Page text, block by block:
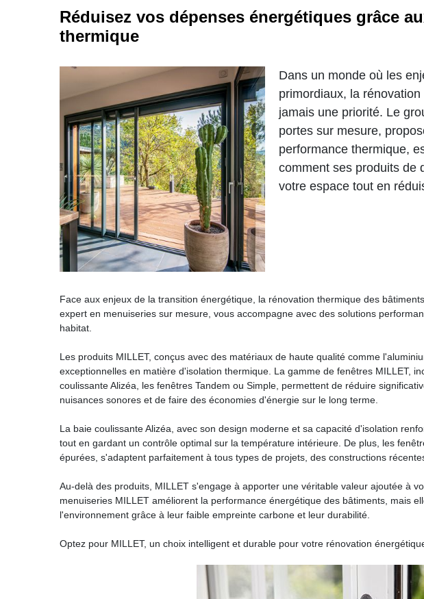
Réduisez vos dépenses énergétiques grâce
thermique
Dans un monde où les
primordiaux, la
jamais une priorité. Le
portes sur mesure,
performance thermique,
comment ses produits de
votre espace tout en
Face aux enjeux de la transition énergétique, la rénovation thermique des
expert en menuiseries sur mesure, vous accompagne avec des solutions
habitat.
Les produits MILLET, conçus avec des matériaux de haute qualité comme
exceptionnelles en matière d'isolation thermique. La gamme de fenêtres MILLET,
coulissante Alizéa, les fenêtres Tandem ou Simple, permettent de réduire
nuisances sonores et de faire des économies d'énergie sur le long terme.
La baie coulissante Alizéa, avec son design moderne et sa capacité d'isolation
tout en gardant un contrôle optimal sur la température intérieure. De plus, les
épurées, s'adaptent parfaitement à tous types de projets, des constructions
Au-delà des produits, MILLET s'engage à apporter une véritable valeur ajoutée à
menuiseries MILLET améliorent la performance énergétique des bâtiments, mais
l'environnement grâce à leur faible empreinte carbone et leur durabilité.
Optez pour MILLET, un choix intelligent et durable pour votre rénovation